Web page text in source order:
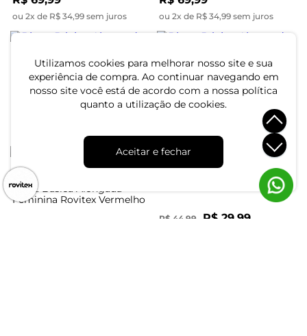
Utilizamos cookies para melhorar nosso site e sua
experiência de compra. Ao continuar navegando em
nosso site você está de acordo com a nossa política
quanto a utilização de cookies.
Aceitar e fechar
ou 2x de R$ 34,99 sem juros ou 2x de R$ 34,99 sem juros
Blusa Básica Alongada
Feminina Rovitex Preto
Blusa Básica Alongada
Feminina Rovitex Marrom
ou 2x de R$ 34,99 sem juros
Blusa Básica Alongada
Feminina Rovitex Vermelho
-33%
Feminina Rovitex Preto
R$ 44,99 R$ 29,99